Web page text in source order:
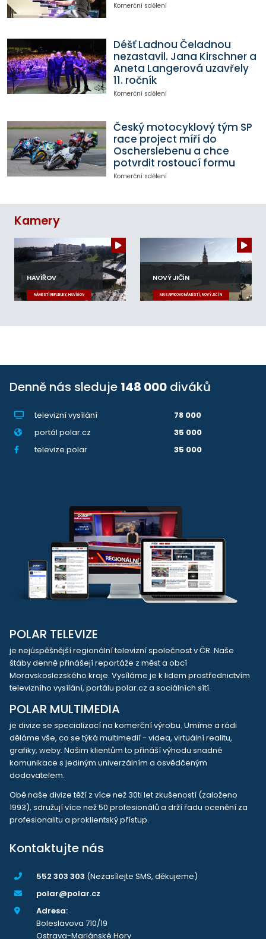
Komerční sdělení
Déšť Ladnou Čeladnou
nezastavil. Jana Kirschner a
Aneta Langerová uzavřely
11. ročník
Komerční sdělení
Český motocyklový tým SP
race project míří do
Oscherslebenu a chce
potvrdit rostoucí formu
Komerční sdělení
Kamery
HAVÍŘOV
NÁMĚSTÍ REPUBLIKY, HAVÍŘOV
NOVÝ JIČÍN
MASARYKOVO NÁMĚSTÍ, NOVÝ JIČÍN
Denně nás sleduje 148 000 diváků
televizní vysílání
78 000
portál polar.cz
35 000
televize.polar
35 000
POLAR TELEVIZE
je nejúspěšnější regionální televizní společnost v ČR. Naše
štáby denně přinášejí reportáže z měst a obcí
Moravskoslezského kraje. Vysíláme je k lidem prostřednictvím
televizního vysílání, portálu polar.cz a sociálních sítí.
POLAR MULTIMEDIA
je divize se specializací na komerční výrobu. Umíme a rádi
děláme vše, co se týká multimedií - videa, virtuální realitu,
grafiky, weby. Našim klientům to přináší výhodu snadné
komunikace s jediným univerzálním a osvědčeným
dodavatelem.
Obě naše divize těží z více než 30ti let zkušeností (založeno
1993), sdružují více než 50 profesionálů a drží řadu ocenění za
profesionalitu a proklientský přístup.
Kontaktujte nás
552 303 303 (Nezasílejte SMS, děkujeme)
polar@polar.cz
Adresa:
Boleslavova 710/19
Ostrava-Mariánské Hory